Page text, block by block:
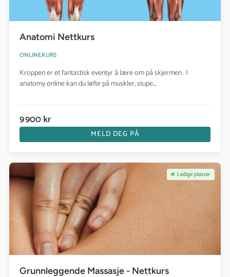
Anatomi Nettkurs
ONLINEKURS
Kroppen er et fantastisk eventyr å lære om på skjermen . I
anatomy online kan du løfte på muskler, stupe...
9 900 kr
MELD DEG PÅ
Se kurs: Grunnleggende Massasje - Nettkurs Ledige plasser
Grunnleggende Massasje - Nettkurs